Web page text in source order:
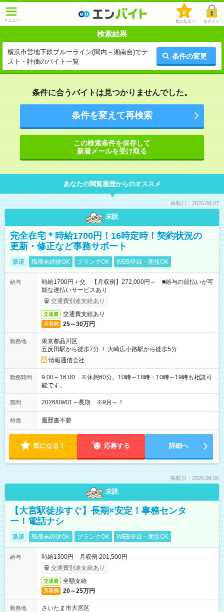
メニュー
0
気になる！ ログイン
検索結果
横浜市営地下鉄ブルーライン(関内－湘南台)でテ
スト・評価のバイト一覧
条件の変更
条件に合うバイトは見つかりませんでした。
条件を変えて再検索
この検索条件を保存して
新着メールを受け取る
あなたの閲覧履歴からのオススメ
掲載日：2026.08.07
未読
完全在宅＊時給1700円！16時定時！契約状況の
更新・修正など事務サポート
派遣 職種未経験OK ブランクOK WEB登録・面接OK
給与
時給1700円＋交 【月収例】272,000円～ ■給与の前払いが可
能な速払いサービスあり
交通費別途支給あり
交通費 交通費支給あり
月収例 25～30万円
勤務地
東京都品川区
五反田駅から徒歩7分 / 大崎広小路駅から徒歩5分
情報通信会社
勤務時間
9:00～16:00 ※休憩60分。10時～18時・10時～19時も相談可
能です。
期間 2026/09/01～長期 ※9月～！
特徴 履歴書不要
気になる！ 応募する 詳細へ
掲載日：2026.08.06
未読
【大宮駅徒歩すぐ】長期×安定！事務センタ
ー！電話ナシ
派遣 職種未経験OK ブランクOK WEB登録・面接OK
給与
時給1300円 月収例 201,500円
交通費別途支給あり
交通費 全額支給
月収例 20～25万円
勤務地
さいたま市大宮区